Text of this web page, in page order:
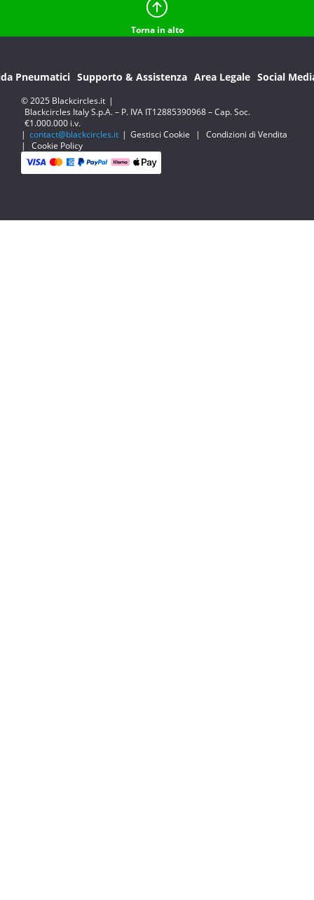
Torna in alto
Pneumatici Supporto & Assistenza Area Legale Social
© 2025 Blackcircles.it |
Blackcircles Italy S.p.A. – P. IVA IT12885390968 – Cap. Soc.
€1.000.000 i.v.
| contact@blackcircles.it | Gestisci Cookie |
Condizioni di Vendita
|
Cookie Policy